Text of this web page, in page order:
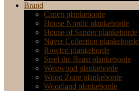
Brand
Canett plankeborde
House Nordic plankeborde
House of Sander plankeborde
Naver Collection plankeborde
Rowico plankeborde
Steel the Beast plankeborde
Westwood plankeborde
Wood Zone plankeborde
Woodland plankeborde